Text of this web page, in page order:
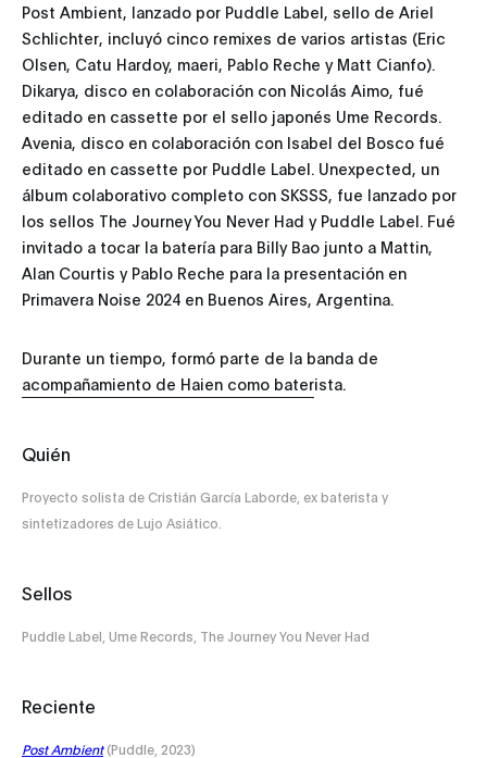
Post Ambient, lanzado por Puddle Label, sello de Ariel
Schlichter, incluyó cinco remixes de varios artistas (Eric
Olsen, Catu Hardoy, maeri, Pablo Reche y Matt Cianfo).
Dikarya, disco en colaboración con Nicolás Aimo, fué
editado en cassette por el sello japonés Ume Records.
Avenia, disco en colaboración con Isabel del Bosco fué
editado en cassette por Puddle Label. Unexpected, un
álbum colaborativo completo con SKSSS, fue lanzado por
los sellos The Journey You Never Had y Puddle Label. Fué
invitado a tocar la batería para Billy Bao junto a Mattin,
Alan Courtis y Pablo Reche para la presentación en
Primavera Noise 2024 en Buenos Aires, Argentina.
Durante un tiempo, formó parte de la banda de
acompañamiento de Haien como baterista.
Quién
Proyecto solista de Cristián García Laborde, ex baterista y
sintetizadores de Lujo Asiático.
Sellos
Puddle Label, Ume Records, The Journey You Never Had
Reciente
Post Ambient(Puddle, 2023)